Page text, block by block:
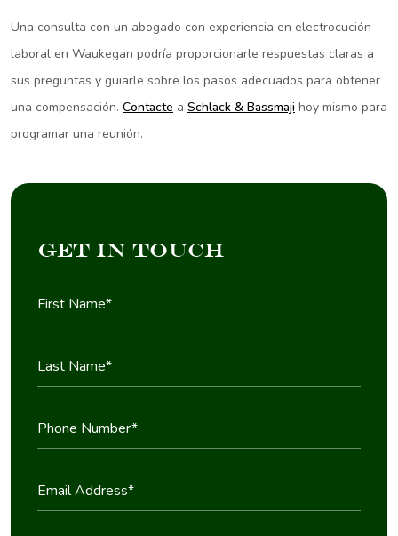
Una consulta con un abogado con experiencia en electrocución
laboral en Waukegan podría proporcionarle respuestas claras a
sus preguntas y guiarle sobre los pasos adecuados para obtener
una compensación. Contacte a Schlack & Bassmaji hoy mismo para
programar una reunión.
Get in Touch